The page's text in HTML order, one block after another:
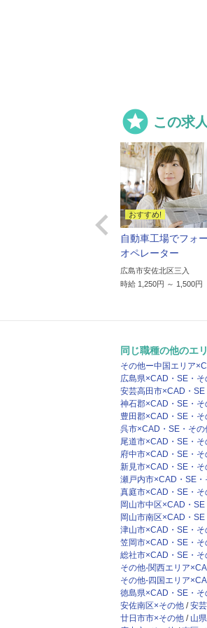
 この求
自動車工場でフォ
オペレーター
広島市安佐北区三入
時給 1,250円 ～ 1,500円

同じ職種の他のエ
その他ー中国エリア
広島県×CAD・SE・
安芸高田市×CAD・
神石郡×CAD・SE・
豊田郡×CAD・SE・
呉市×CAD・SE・そ
尾道市×CAD・SE・
府中市×CAD・SE・
新見市×CAD・SE・
瀬戸内市×CAD・SE
真庭市×CAD・SE・
岡山市中区×CAD・
岡山市南区×CAD・
津山市×CAD・SE・
笠岡市×CAD・SE・
総社市×CAD・SE・
その他-関西エリア
その他-四国エリア
徳島県×CAD・SE・
安佐南区×その他
安
廿日市市×その他
山